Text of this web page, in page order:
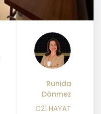
Runida
Dönmez
C21 HAYAT